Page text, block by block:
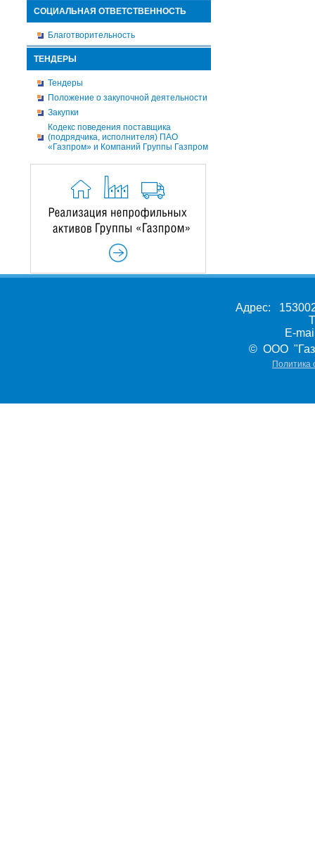
СОЦИАЛЬНАЯ ОТВЕТСТВЕННОСТЬ
Благотворительность
ТЕНДЕРЫ
Тендеры
Положение о закупочной деятельности
Закупки
Кодекс поведения поставщика
(подрядчика, исполнителя) ПАО
«Газпром» и Компаний Группы Газпром
Адрес:
E-
© ООО
Политика